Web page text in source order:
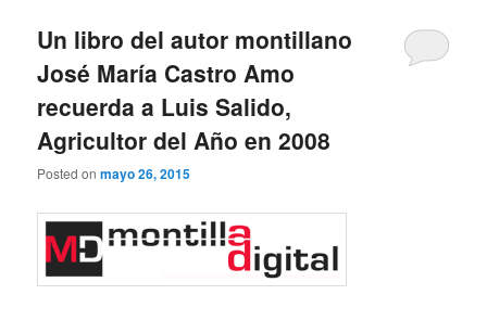
Un libro del autor montillano
José María Castro Amo
recuerda a Luis Salido,
Agricultor del Año en 2008
Posted onmayo 26, 2015